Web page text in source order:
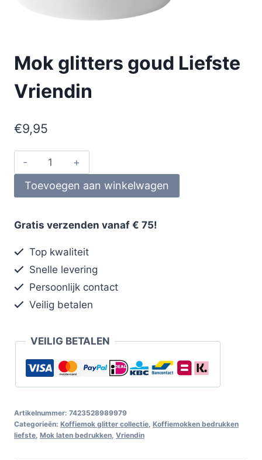
Mok glitters goud Liefste
Vriendin
€9,95
Toevoegen aan winkelwagen
Gratis verzenden vanaf € 75!
Top kwaliteit
Snelle levering
Persoonlijk contact
Veilig betalen
VEILIG BETALEN
Artikelnummer: 7423528989979
Categorieën: Koffiemok glitter collectie Koffiemokken bedrukken
liefste Mok laten bedrukken Vriendin